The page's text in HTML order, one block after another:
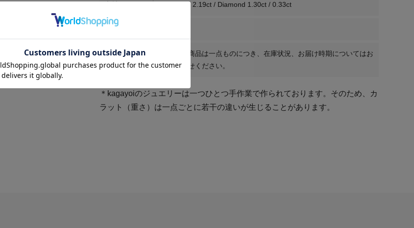
PT / Jade 2.19ct / Diamond 1.30ct / 0.33ct
商品番号
お届け時期
こちらの商品は一点ものにつき、在庫状況、お届け時期についてはお
問い合わせください。
＊kagayoiのジュエリーは一つひとつ手作業で作られております。そのため、カ
ラット（重さ）は一点ごとに若干の違いが生じることがあります。